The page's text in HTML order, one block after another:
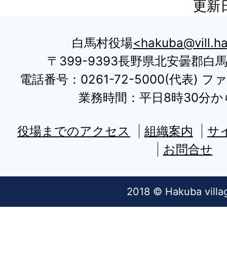
更新
白馬村役場
〒399-9393長野県北安曇郡白
電話番号：0261-72-5000(代表) フ
業務時間：平日8時30分か
役場までのアクセス 組織案内
サ
お問合せ
2018 © Hakuba